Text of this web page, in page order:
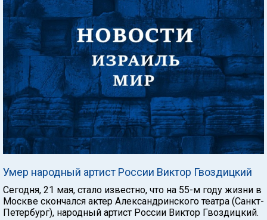
Умер народный артист России Виктор Гвоздицкий
Сегодня, 21 мая, стало известно, что на 55-м году жизни в
Москве скончался актер Александринского театра (Санкт-
Петербург), народный артист России Виктор Гвоздицкий.